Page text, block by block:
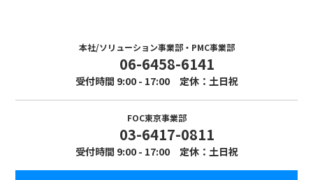
本社/ソリューション事業部・PMC事業部
06-6458-6141
受付時間 9:00 - 17:00 定休：土日祝
FOC東京事業部
03-6417-0811
受付時間 9:00 - 17:00 定休：土日祝